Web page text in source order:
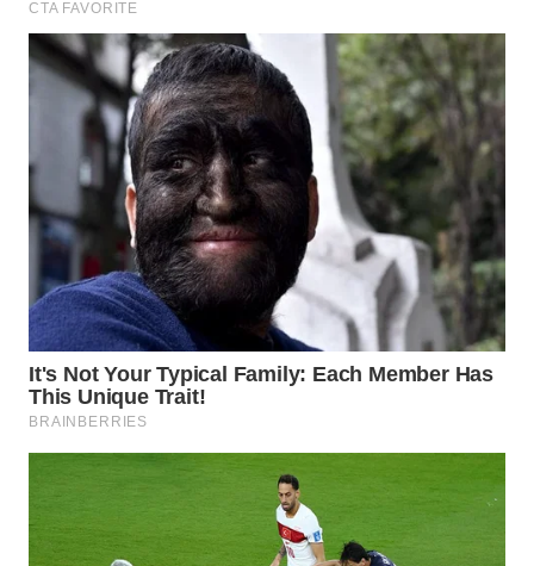
BORNEO
Wahana
Media
WAHANA
NEWS
WAHANA
TANI
WAHANA
ADVOKAT
WAHANA
INFRASTRUKTUR
KONSUMEN